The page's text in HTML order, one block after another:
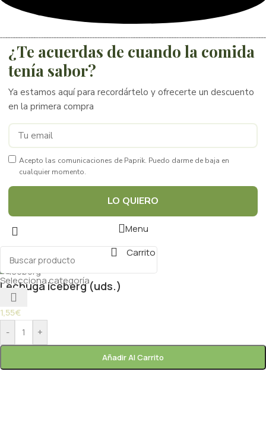
¿Te acuerdas de cuando la comida
tenía sabor?
Ya estamos aquí para recordártelo y ofrecerte un descuento
en la primera compra
Acepto las comunicaciones de Paprik. Puedo darme de baja en
cualquier momento.
LO QUIERO
Selecciona categoría
Menu
Carrito
Lechuga iceberg (uds.)
1,55€
-
+
Añadir Al Carrito